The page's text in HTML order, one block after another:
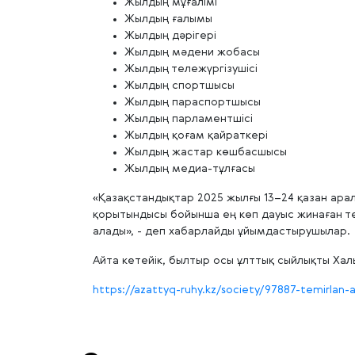
Жылдың ғалымы
Жылдың дәрігері
Жылдың мәдени жобасы
Жылдың тележүргізушісі
Жылдың спортшысы
Жылдың параспортшысы
Жылдың парламентшісі
Жылдың қоғам қайраткері
Жылдың жастар көшбасшысы
Жылдың медиа-тұлғасы
«Қазақстандықтар 2025 жылғы 13–24 қазан
қорытындысы бойынша ең көп дауыс жинаған
алады», - деп хабарлайды ұйымдастырушылар.
Айта кетейік, былтыр осы ұлттық сыйлықты
https://azattyq-ruhy.kz/society/97887-temirlan-